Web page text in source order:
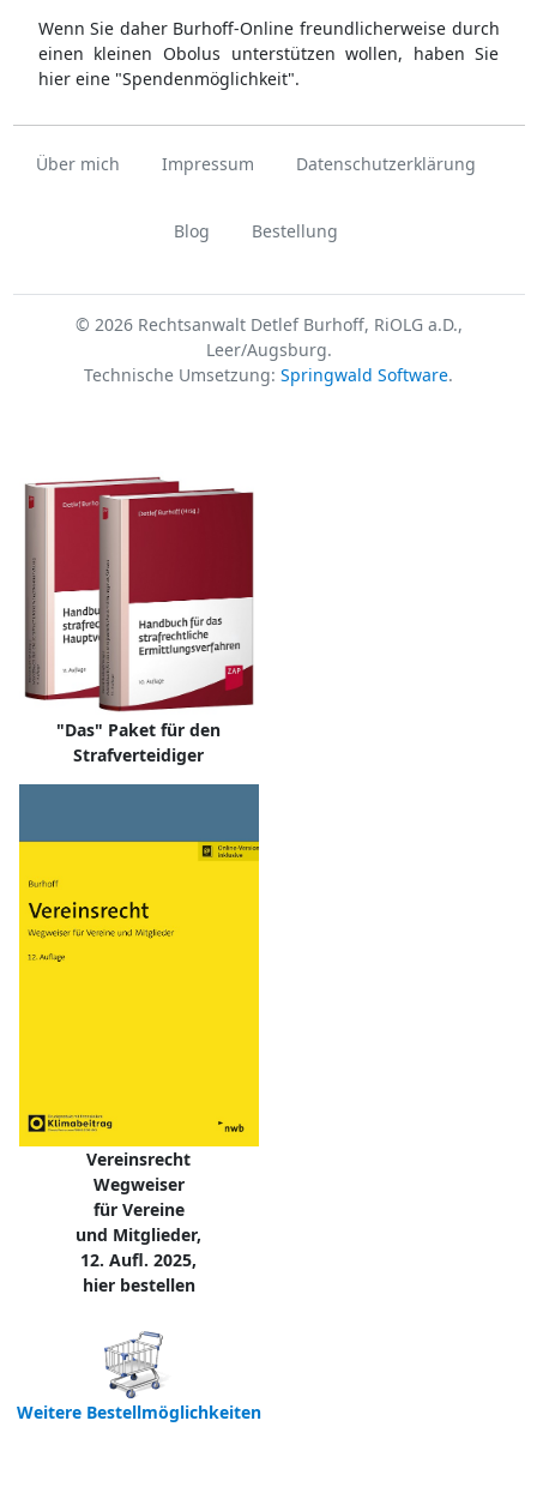
Wenn Sie daher Burhoff-Online freundlicherweise durch
einen kleinen Obolus unterstützen wollen, haben Sie
hier eine "Spendenmöglichkeit".
Über mich Impressum Datenschutzerklärung
Blog Bestellung
© 2026 Rechtsanwalt Detlef Burhoff, RiOLG a.D.,
Leer/Augsburg.
Technische Umsetzung: Springwald Software.
"Das" Paket für den
Strafverteidiger
Vereinsrecht
Wegweiser
für Vereine
und Mitglieder,
12. Aufl. 2025,
hier bestellen
Weitere Bestellmöglichkeiten